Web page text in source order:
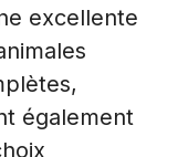
excellente
également